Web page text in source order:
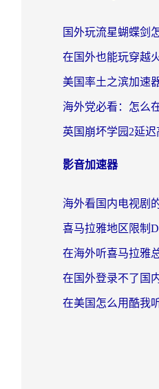
影音加速器